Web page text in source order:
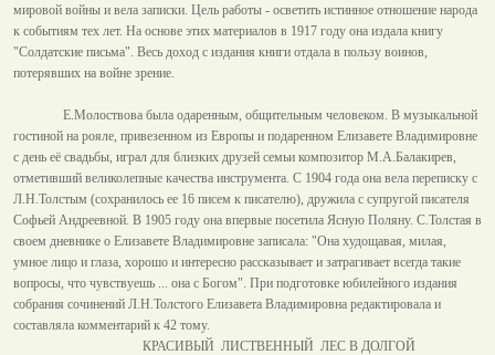
мировой войны и вела записки. Цель работы - осветить истинное отношение народа
к событиям тех лет. На основе этих материалов в 1917 году она издала книгу
"Солдатские письма". Весь доход с издания книги отдала в пользу воинов,
потерявших на войне зрение.
Е.Молоствова была одаренным, общительным человеком. В музыкальной
гостиной на рояле, привезенном из Европы и подаренном Елизавете Владимировне
с день её свадьбы, играл для близких друзей семьи композитор М.А.Балакирев,
отметивший великолепные качества инструмента. С 1904 года она вела переписку с
Л.Н.Толстым (сохранилось ее 16 писем к писателю), дружила с супругой писателя
Софьей Андреевной. В 1905 году она впервые посетила Ясную Поляну. С.Толстая в
своем дневнике о Елизавете Владимировне записала: "Она худощавая, милая,
умное лицо и глаза, хорошо и интересно рассказывает и затрагивает всегда такие
вопросы, что чувствуешь ... она с Богом". При подготовке юбилейного издания
собрания сочинений Л.Н.Толстого Елизавета Владимировна редактировала и
составляла комментарий к 42 тому.
КРАСИВЫЙ ЛИСТВЕННЫЙ ЛЕС В ДОЛГОЙ